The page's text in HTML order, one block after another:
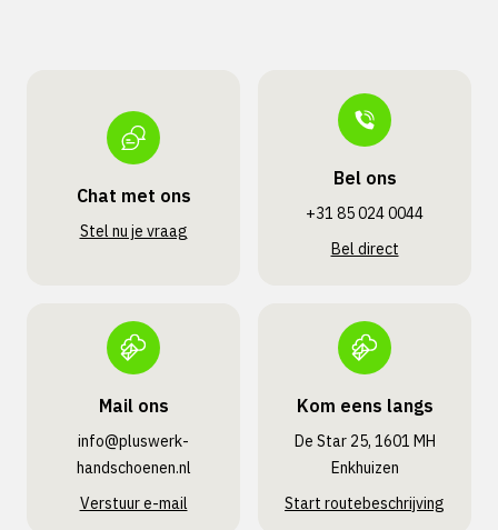
Chat met ons
Stel nu je vraag
Bel ons
+31 85 024 0044
Bel direct
Mail ons
info@pluswerk­
handschoenen.nl
Verstuur e-mail
Kom eens langs
De Star 25, 1601 MH
Enkhuizen
Start routebeschrijving